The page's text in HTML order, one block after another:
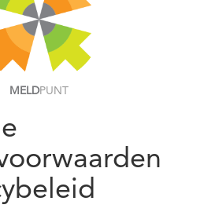
MELDPUNT